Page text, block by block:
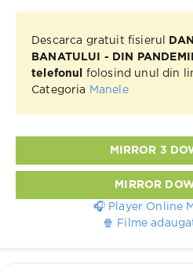
Descarca gratuit fisierul
BANATULUI - DIN
telefonul
folosind unul din
Categoria
Manele
MIRROR 3
MIRROR
🎧 Player Online
🍿 Filme